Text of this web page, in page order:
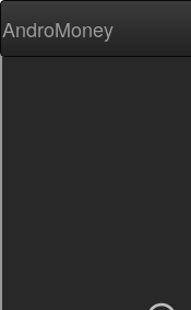
AndroMoney